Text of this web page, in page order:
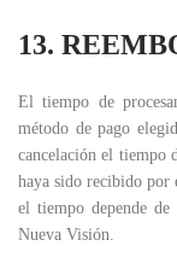
13.
El tiempo de
método de pago
cancelación el tiempo
haya sido recibido por
el tiempo depende
Nueva Visión.